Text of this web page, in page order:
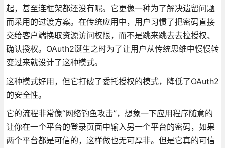
起，甚至连框架都还没有呢。它更像一种为了解决遗留问题
而采用的过渡方案。在传统应用中，用户习惯了把密码直接
交给客户端换取资源访问权限，而不是跳来跳去去拉授权、
确认授权。OAuth2诞生之时为了让用户从传统思维中慢慢转
变过来就设计了这种模式。
这种模式好用，但它打破了委托授权的模式，降低了OAuth2
的安全性。
它的流程非常像“网络钓鱼攻击”，想象一下应用程序随意的
让你在一个平台的登录页面中输入另一个平台的密码，如果
两个平台都是可信的，这样做也无可厚非。但是它真的可信